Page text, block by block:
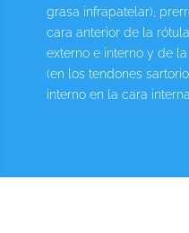
grasa infrapatelar),
cara anterior de la
externo e interno y de
(en los tendones
interno en la cara